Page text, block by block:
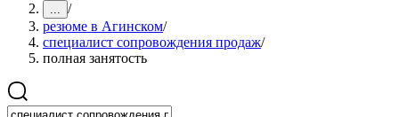
... /
резюме в Агинском/
специалист сопровождения продаж/
полная занятость